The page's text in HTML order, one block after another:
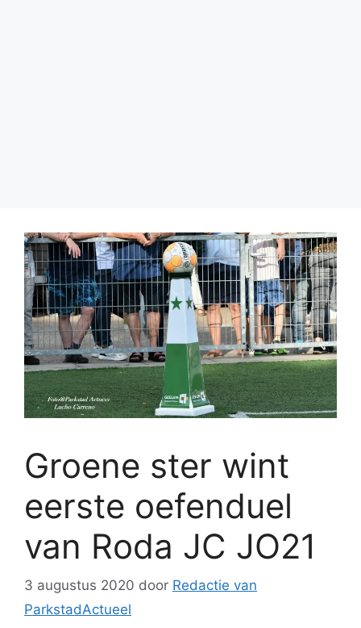
Groene ster wint
eerste oefenduel
van Roda JC JO21
3 augustus 2020 door Redactie van
ParkstadActueel